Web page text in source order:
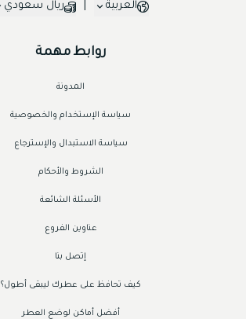
روابط مهمة
المدونة
سياسة الإستخدام والخصوصية
سياسة الاستبدال والإسترجاع
الشروط والأحكام
الأسئلة الشائعة
عناوين الفروع
إتصل بنا
كيف تحافظ على عطرك ليبقى أطول؟
أفضل أماكن لوضع العطر
العربية ريال سعودي